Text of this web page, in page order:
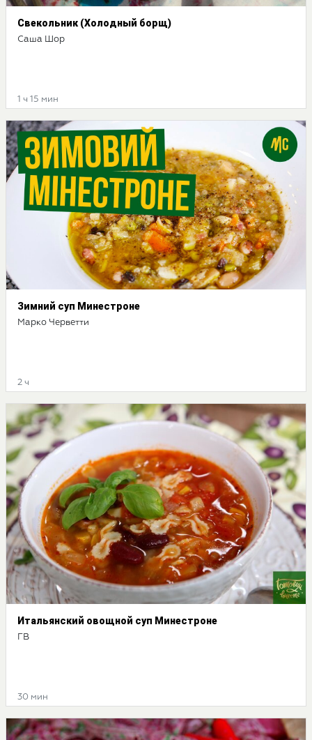
Свекольник (Холодный борщ)
Саша Шор
1 ч 15 мин
Зимний суп Минестроне
Марко Черветти
2 ч
Итальянский овощной суп Минестроне
ГВ
30 мин